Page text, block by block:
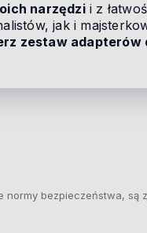
narzędzii z
jak i
zestaw
normy bezpieczeństwa,